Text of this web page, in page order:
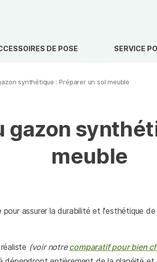
DE POSE SERVICE
synthétique : Préparer un sol meuble
gazon
meuble
assurer la durabilité et l'esthétique
(voir notrecomparatif pour bien